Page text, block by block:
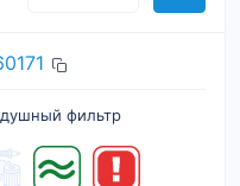
фильтр